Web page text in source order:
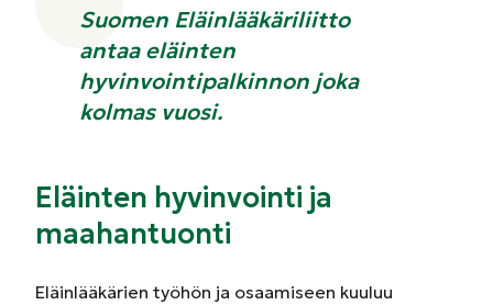
Suomen Eläinlääkäriliitto
antaa eläinten
hyvinvointipalkinnon joka
kolmas vuosi.
Eläinten hyvinvointi ja
maahantuonti
Eläinlääkärien työhön ja osaamiseen kuuluu